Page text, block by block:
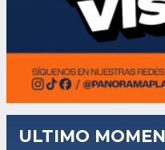
ULTIMO